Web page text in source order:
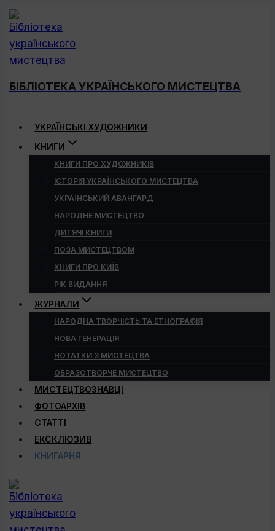
Перейти
до
вмісту
БІБЛІОТЕКА УКРАЇНСЬКОГО МИСТЕЦТВА
УКРАЇНСЬКІ ХУДОЖНИКИ
КНИГИ
КНИГИ ПРО ХУДОЖНИКІВ
ІСТОРІЯ УКРАЇНСЬКОГО МИСТЕЦТВА
УКРАЇНСЬКИЙ АВАНГАРД
НАРОДНЕ МИСТЕЦТВО
ДИТЯЧІ КНИГИ
ПОЗА МИСТЕЦТВОМ
КНИГИ ПРО КИЇВ
РІК ВИДАННЯ
ЖУРНАЛИ
НАРОДНА ТВОРЧІСТЬ ТА ЕТНОГРАФІЯ
НОВА ГЕНЕРАЦІЯ
НОТАТКИ З МИСТЕЦТВА
ОБРАЗОТВОРЧЕ МИСТЕЦТВО
МИСТЕЦТВОЗНАВЦІ
ФОТОАРХІВ
СТАТТІ
ЕКСКЛЮЗИВ
КНИГАРНЯ